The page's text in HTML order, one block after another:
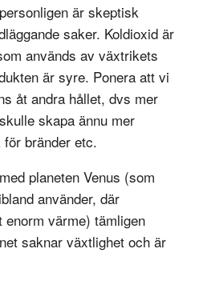
är skeptisk
saker. Koldioxid är
används av växtrikets
är syre. Ponera att vi
åt andra hållet, dvs mer
skapa ännu mer
bränder etc.
planeten Venus (som
använder, där
värme) tämligen
saknar växtlighet och är